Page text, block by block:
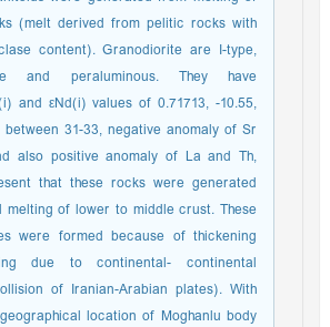
(melt derived from pelitic rocks with
content). Granodiorite are I-type,
and peraluminous. They have
and εNd(i) values of 0.71713, -10.55,
between 31-33, negative anomaly of Sr
also positive anomaly of La and Th,
that these rocks were generated
melting of lower to middle crust. These
were formed because of thickening
due to continental- continental
of Iranian-Arabian plates). With
location of Moghanlu body